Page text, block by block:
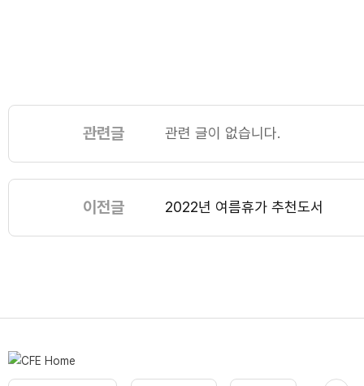
관련글 관련 글이 없습니다.
이전글 2022년 여름휴가 추천도서